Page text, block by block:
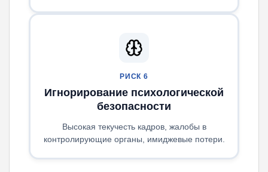
РИСК 6
Игнорирование психологической
безопасности
Высокая текучесть кадров, жалобы в
контролирующие органы, имиджевые потери.